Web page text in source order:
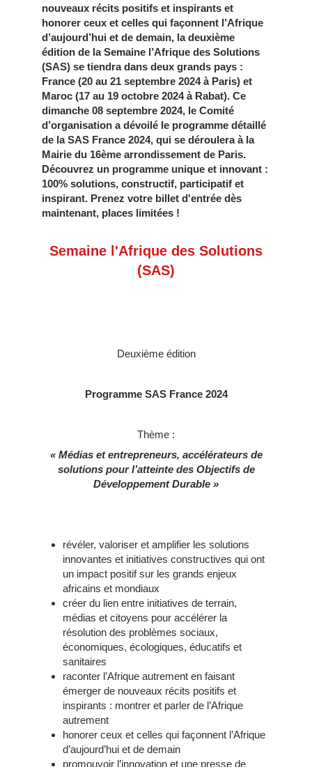
nouveaux récits positifs et inspirants et
honorer ceux et celles qui façonnent l’Afrique
d’aujourd’hui et de demain, la deuxième
édition de la Semaine l’Afrique des Solutions
(SAS) se tiendra dans deux grands pays :
France (20 au 21 septembre 2024 à Paris) et
Maroc (17 au 19 octobre 2024 à Rabat). Ce
dimanche 08 septembre 2024, le Comité
d’organisation a dévoilé le programme détaillé
de la SAS France 2024, qui se déroulera à la
Mairie du 16ème arrondissement de Paris.
Découvrez un programme unique et innovant :
100% solutions, constructif, participatif et
inspirant. Prenez votre billet d'entrée dès
maintenant, places limitées !
Semaine l'Afrique des Solutions
(SAS)
Deuxième édition
Programme SAS France 2024
Thème :
« Médias et entrepreneurs, accélérateurs de
solutions pour l’atteinte des Objectifs de
Développement Durable »
révéler, valoriser et amplifier les solutions
innovantes et initiatives constructives qui ont
un impact positif sur les grands enjeux
africains et mondiaux
créer du lien entre initiatives de terrain,
médias et citoyens pour accélérer la
résolution des problèmes sociaux,
économiques, écologiques, éducatifs et
sanitaires
raconter l’Afrique autrement en faisant
émerger de nouveaux récits positifs et
inspirants : montrer et parler de l’Afrique
autrement
honorer ceux et celles qui façonnent l’Afrique
d’aujourd’hui et de demain
promouvoir l’innovation et une presse de